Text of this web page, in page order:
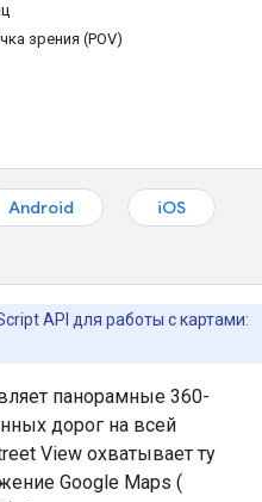
зрения (POV)
Android
iOS
API для работы с картами:
панорамные 360-
дорог на всей
View охватывает ту
Google Maps (